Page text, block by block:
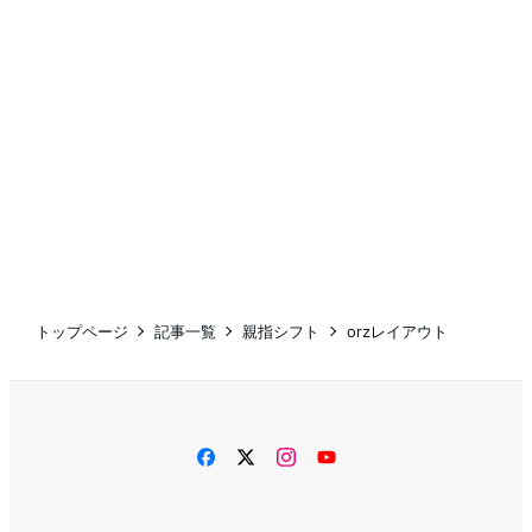
トップページ 記事一覧 親指シフト orzレイアウト
facebooktwitterinstagram
YouTube